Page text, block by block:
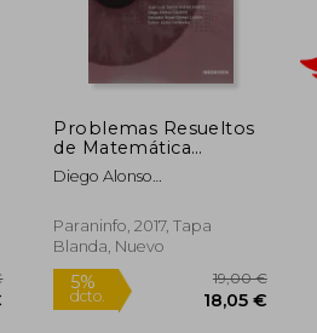
Problemas Resueltos
de Matemática
Aplicada Para
Ingeniería
Diego Alonso
&Aacute;Ngel
G&Oacute;Mez Lopera;
Juan Luis Garc&Iacute;A
Guirao; Esther
J&Oacute;Dar
Paraninfo, 2017, Tapa
Blanda, Nuevo